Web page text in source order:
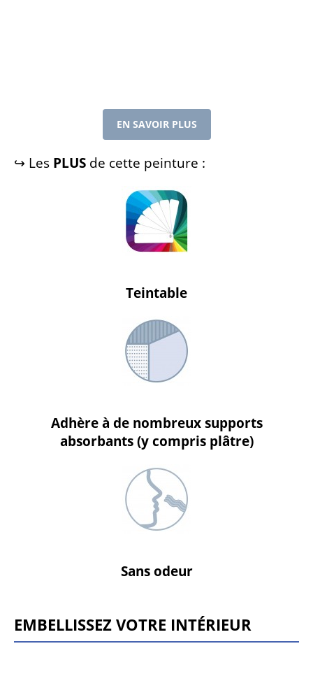
EN SAVOIR PLUS
↪ Les PLUS de cette peinture :
Teintable
Adhère à de nombreux supports
absorbants (y compris plâtre)
Sans odeur
Embellissezvotre intérieur